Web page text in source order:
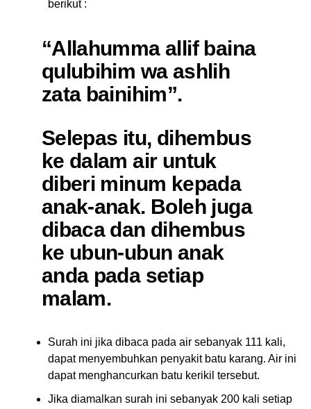
berikut :
“Allahumma allif baina
qulubihim wa ashlih
zata bainihim”.
Selepas itu, dihembus
ke dalam air untuk
diberi minum kepada
anak-anak. Boleh juga
dibaca dan dihembus
ke ubun-ubun anak
anda pada setiap
malam.
Surah ini jika dibaca pada air sebanyak 111 kali,
dapat menyembuhkan penyakit batu karang. Air ini
dapat menghancurkan batu kerikil tersebut.
Jika diamalkan surah ini sebanyak 200 kali setiap